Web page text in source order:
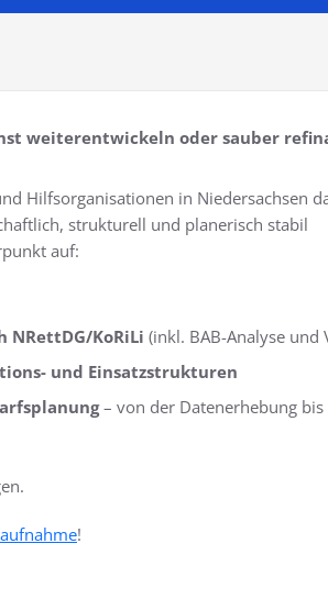
weiterentwickeln oder sauber
Hilfsorganisationen in Niedersachsen
strukturell und planerisch stabil
auf:
NRettDG/KoRiLi (inkl. BAB-Analyse
und Einsatzstrukturen
– von der Datenerhebung bis
!